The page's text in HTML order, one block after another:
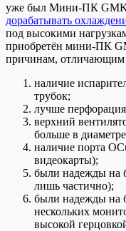
уже был Мини-ПК
дорабатывать
под высокими
приобретён мини-ПК
причинам, отличающим
наличие
трубок;
лучше
верхний
больше в
наличие порта
видеокарты);
были надежды на
лишь частично);
были надежды на
нескольких
высокой